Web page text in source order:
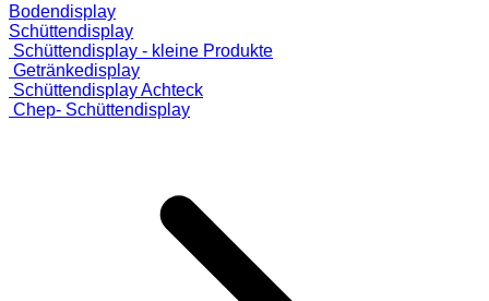
Bodendisplay
Schüttendisplay
Schüttendisplay - kleine Produkte
Getränkedisplay
Schüttendisplay Achteck
Chep- Schüttendisplay